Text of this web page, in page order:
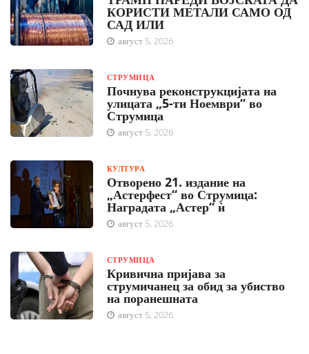
КОРИСТИ МЕТАЛИ САМО ОД
САД ИЛИ
август 5, 2026
СТРУМИЦА
Почнува реконструкцијата на
улицата „5-ти Ноември“ во
Струмица
август 5, 2026
КУЛТУРА
Отворено 21. издание на
„Астерфест“ во Струмица:
Наградата „Астер“ ѝ
август 5, 2026
СТРУМИЦА
Кривична пријава за
струмичанец за обид за убиство
на поранешната
август 5, 2026